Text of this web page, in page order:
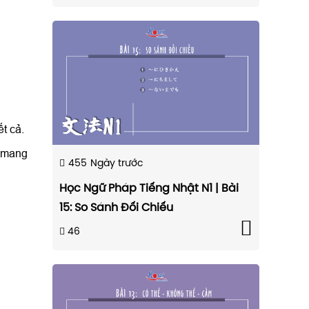
cả.
455 Ngày trước
Học Ngữ Pháp Tiếng Nhật N1 | Bài
15: So Sánh Đối Chiếu
46